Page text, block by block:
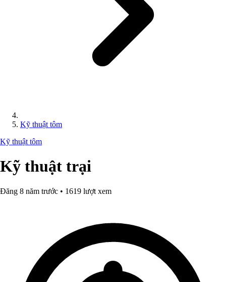
Kỹ thuật tôm
Kỹ thuật tôm
Kỹ thuật trại
Đăng 8 năm trước • 1619 lượt xem